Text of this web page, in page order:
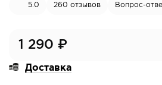
5.0 260 отзывов Вопрос-
1 290 ₽
Доставка